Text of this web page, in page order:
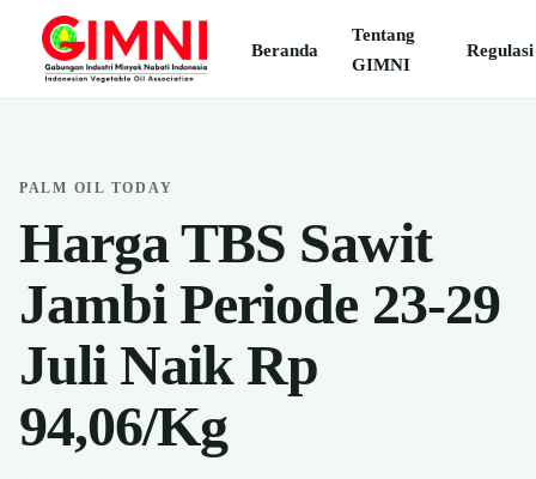
Beranda
Tentang
GIMNI
Regulasi
PALM OIL TODAY
Harga TBS Sawit
Jambi Periode 23-29
Juli Naik Rp
94,06/Kg